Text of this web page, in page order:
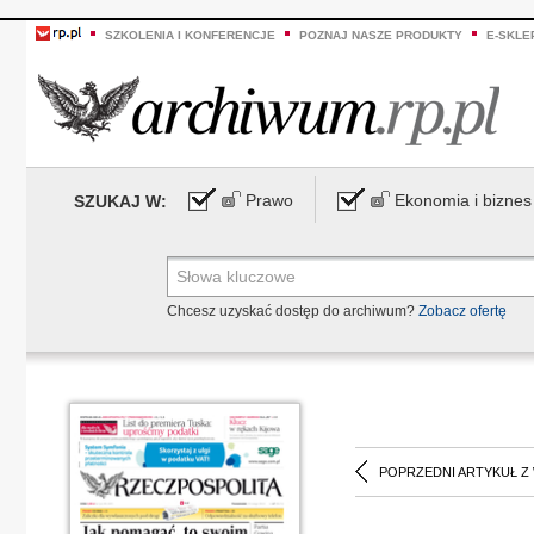
SZKOLENIA I KONFERENCJE POZNAJ NASZE PRODUKTY E-
SZUKAJ W: Prawo Ekonomia i biznes
Chcesz uzyskać dostęp do archiwum? Zobacz ofertę
POPRZEDNI ARTYKUŁ Z